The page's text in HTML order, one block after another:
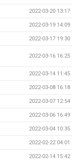
2022-03-20 13:17
2022-03-19 14:09
2022-03-17 19:30
2022-03-16 16:25
2022-03-14 11:45
2022-03-08 16:18
2022-03-07 12:54
2022-03-06 16:49
2022-03-04 10:35
2022-02-22 04:01
2022-02-14 15:42